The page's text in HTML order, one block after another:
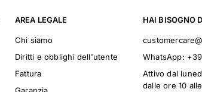
AREA LEGALE
Chi siamo
Diritti e obblighi dell'utente
Fattura
HAI BISOGNO
WhatsApp:
Attivo dal
dalle ore 10